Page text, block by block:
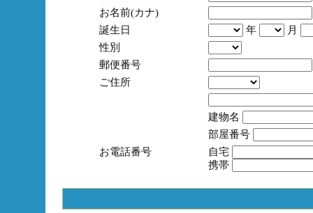
お名前(カナ)
誕生日
年
月
性別
郵便番号
ご住所
建物名
部屋番号
お電話番号
自宅
携帯